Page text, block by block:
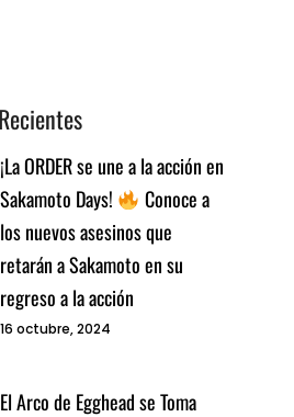
¡La ORDER se une a la acción en
Sakamoto Days!
Conoce a
los nuevos asesinos que
retarán a Sakamoto en su
regreso a la acción
16 octubre, 2024
El Arco de Egghead se Toma